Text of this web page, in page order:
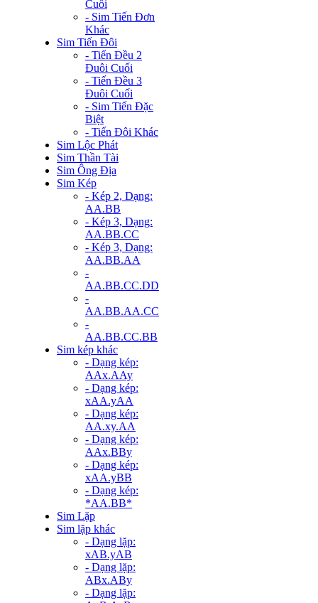
Cuối
- Sim Tiến Đơn
Khác
Sim Tiến Đôi
- Tiến Đều 2
Đuôi Cuối
- Tiến Đều 3
Đuôi Cuối
- Sim Tiến Đặc
Biệt
- Tiến Đôi Khác
Sim Lộc Phát
Sim Thần Tài
Sim Ông Địa
Sim Kép
- Kép 2, Dạng:
AA.BB
- Kép 3, Dạng:
AA.BB.CC
- Kép 3, Dạng:
AA.BB.AA
-
AA.BB.CC.DD
-
AA.BB.AA.CC
-
AA.BB.CC.BB
Sim kép khác
- Dạng kép:
AAx.AAy
- Dạng kép:
xAA.yAA
- Dạng kép:
AA.xy.AA
- Dạng kép:
AAx.BBy
- Dạng kép:
xAA.yBB
- Dạng kép:
*AA.BB*
Sim Lặp
Sim lặp khác
- Dạng lặp:
xAB.yAB
- Dạng lặp:
ABx.ABy
- Dạng lặp: